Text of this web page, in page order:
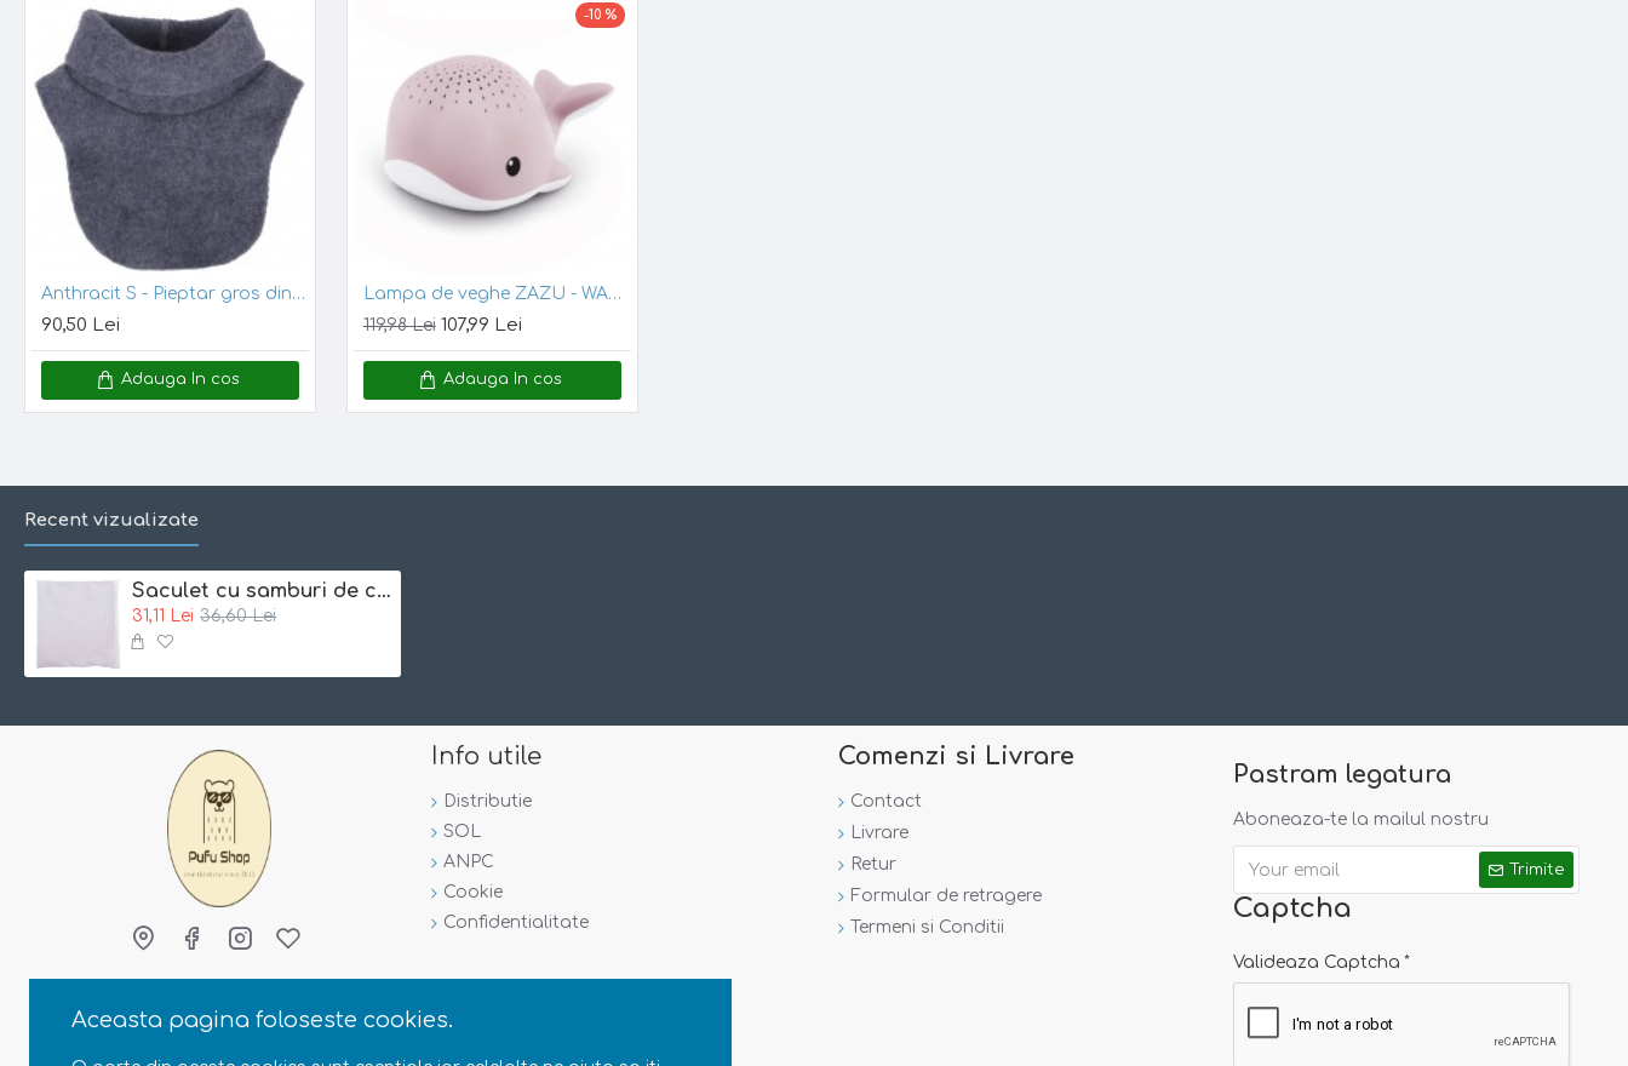
Aceasta pagina foloseste cookies.
Anthracit S - Pieptar gros din lana merinos organica fleece - Iobio
90,50 Lei
Adauga In cos
-10 %
Lampa de veghe ZAZU - WALLY Pink
119,98 Lei 107,99 Lei
Adauga In cos
Recent vizualizate
Saculet cu samburi de cires 23x26cm - Iobio - Ecru
31,11 Lei 36,60 Lei
Info utile
Distributie
SOL
ANPC
Cookie
Confidentialitate
Comenzi si Livrare
Contact
Livrare
Retur
Formular de retragere
Termeni si Conditii
Pastram legatura
Aboneaza-te la mailul nostru
Trimite
Captcha
Valideaza Captcha